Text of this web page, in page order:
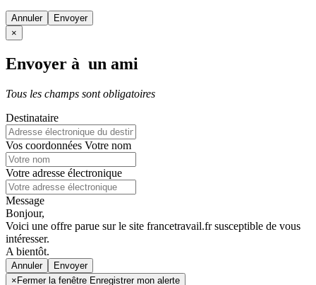
Annuler
×
Envoyer à un ami
Tous les champs sont obligatoires
Destinataire
Vos coordonnées Votre nom
Votre adresse électronique
Message
Bonjour,
Voici une offre parue sur le site francetravail.fr susceptible de vous
intéresser.
A bientôt.
Annuler
× Fermer la fenêtre Enregistrer mon alerte